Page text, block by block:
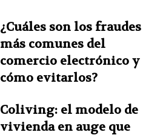
¿Cuáles son los fraudes
más comunes del
comercio electrónico y
cómo evitarlos?
Coliving: el modelo de
vivienda en auge que